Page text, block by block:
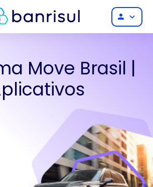
person
Move Brasil |